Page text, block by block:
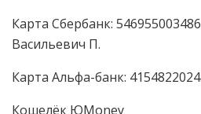
Карта Сбербанк:
Васильевич П.
Карта Альфа-банк:
Кошелёк ЮMoney